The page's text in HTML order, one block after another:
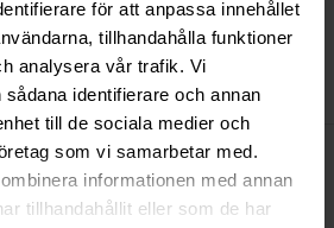
för att anpassa innehållet
tillhandahålla funktioner
analysera vår trafik. Vi
identifierare och annan
till de sociala medier och
som vi samarbetar med.
informationen med annan
tillhandahållit eller som de har
Klarna oder PayPal
Hat Prince
(2018).